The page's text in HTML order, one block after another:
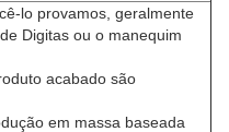
lo provamos, geralmente
Digitas ou o manequim
acabado são
em massa baseada